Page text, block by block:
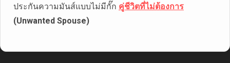
ประกันความมันส์แบบไม่มีกั๊ก คู่ชีวิตที่ไม่ต้องการ
(Unwanted Spouse)